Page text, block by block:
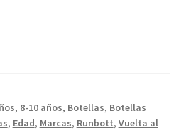
, 8-10 años, Botellas, Botellas
, Edad, Marcas, Runbott, Vuelta al